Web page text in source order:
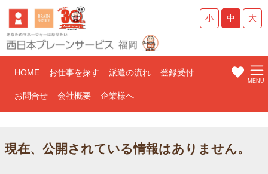
小 中 大
HOME お仕事を探す 派遣の流れ 登録受付
お問合せ 会社概要 企業様へ
現在、公開されている情報はありません。